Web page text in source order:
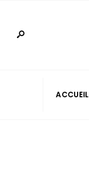
ACCUEIL